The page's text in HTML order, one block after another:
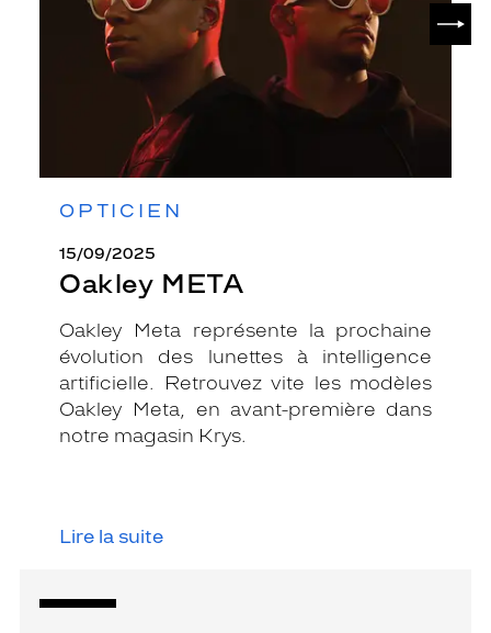
OPTICIEN
15/09/2025
Oakley META
Oakley Meta représente la prochaine
évolution des lunettes à intelligence
artificielle. Retrouvez vite les modèles
Oakley Meta, en avant-première dans
notre magasin Krys.
Lire la suite